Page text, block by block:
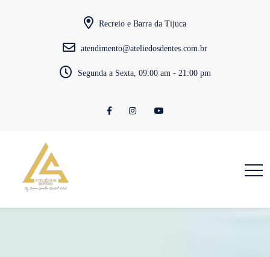
Recreio e Barra da Tijuca
atendimento@ateliedosdentes.com.br
Segunda a Sexta, 09:00 am - 21:00 pm